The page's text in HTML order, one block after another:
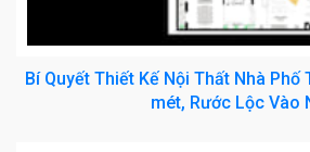
Bí Quyết Thiết Kế Nội Thất Nhà
mét, Rước Lộc Vào